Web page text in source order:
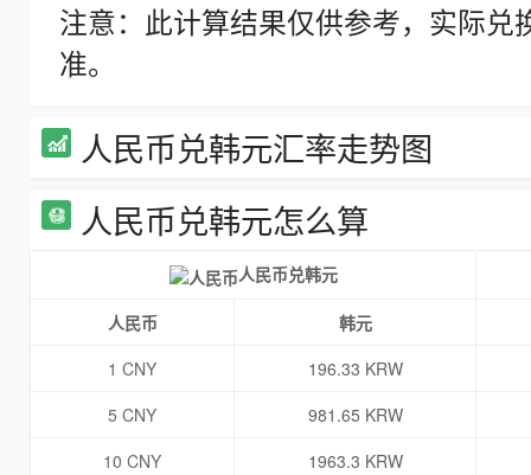
注意：此计算结果仅供参考，实际
准。
人民币兑韩元汇率走势图
人民币兑韩元怎么算
人民币兑韩元
人民币
韩元
1 CNY
196.33 KRW
5 CNY
981.65 KRW
10 CNY
1963.3 KRW